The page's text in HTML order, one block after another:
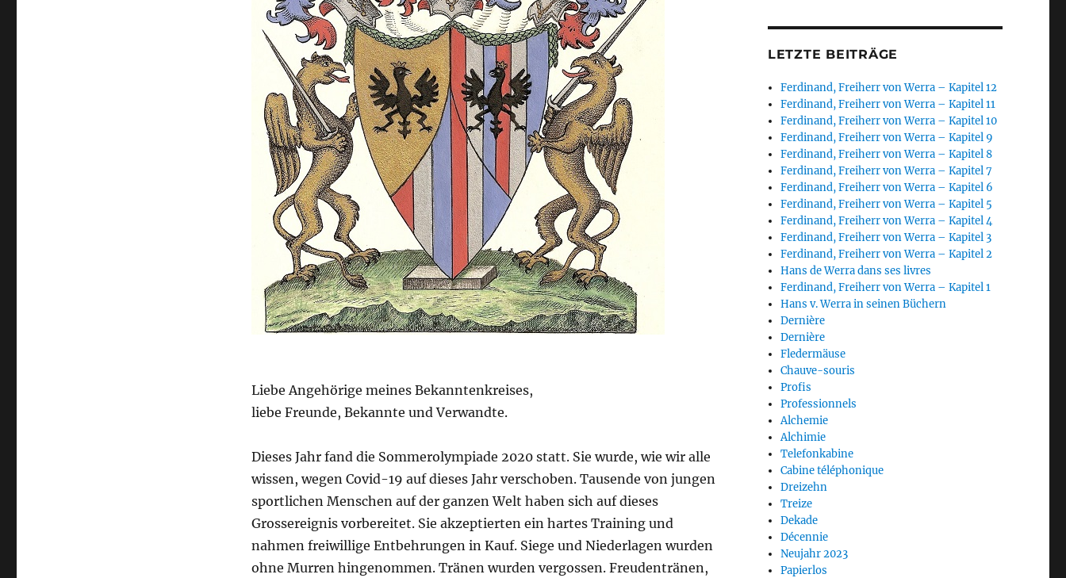
Liebe Angehörige meines Bekanntenkreises,
liebe Freunde, Bekannte und Verwandte.
Dieses Jahr fand die Sommerolympiade 2020 statt. Sie wurde, wie wir alle
wissen, wegen Covid-19 auf dieses Jahr verschoben. Tausende von jungen
sportlichen Menschen auf der ganzen Welt haben sich auf dieses
Grossereignis vorbereitet. Sie akzeptierten ein hartes Training und
nahmen freiwillige Entbehrungen in Kauf. Siege und Niederlagen wurden
ohne Murren hingenommen. Tränen wurden vergossen. Freudentränen,
LETZTE BEITRÄGE
Ferdinand, Freiherr von Werra – Kapitel 12
Ferdinand, Freiherr von Werra – Kapitel 11
Ferdinand, Freiherr von Werra – Kapitel 10
Ferdinand, Freiherr von Werra – Kapitel 9
Ferdinand, Freiherr von Werra – Kapitel 8
Ferdinand, Freiherr von Werra – Kapitel 7
Ferdinand, Freiherr von Werra – Kapitel 6
Ferdinand, Freiherr von Werra – Kapitel 5
Ferdinand, Freiherr von Werra – Kapitel 4
Ferdinand, Freiherr von Werra – Kapitel 3
Ferdinand, Freiherr von Werra – Kapitel 2
Hans de Werra dans ses livres
Ferdinand, Freiherr von Werra – Kapitel 1
Hans v. Werra in seinen Büchern
Dernière
Dernière
Fledermäuse
Chauve-souris
Profis
Professionnels
Alchemie
Alchimie
Telefonkabine
Cabine téléphonique
Dreizehn
Treize
Dekade
Décennie
Neujahr 2023
Papierlos